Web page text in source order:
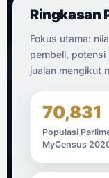
Ringkasan
Fokus utama:
pembeli,
jualan mengikut
70,831
Populasi
MyCensus